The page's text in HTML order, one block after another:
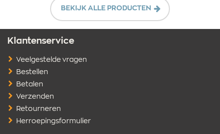
BEKIJK ALLE PRODUCTEN
Klantenservice
Veelgestelde vragen
Bestellen
Betalen
Verzenden
Retourneren
Herroepingsformulier